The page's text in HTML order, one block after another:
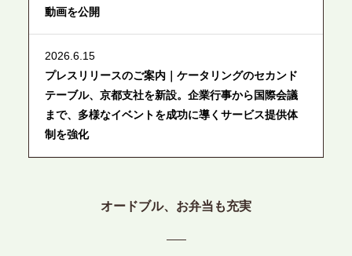
動画を公開
2026.6.15
プレスリリースのご案内｜ケータリングのセカンド
テーブル、京都支社を新設。企業行事から国際会議
まで、多様なイベントを成功に導くサービス提供体
制を強化
プレスリリースのご案内｜ケータリングのセカンド
目の展開で、拡大する出張パーティー・ケータリン
オードブル、お弁当も充実